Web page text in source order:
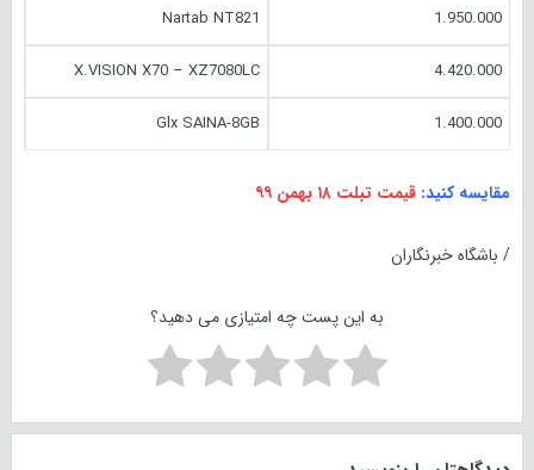
1.950.000
Nartab NT821
4.420.000
X.VISION X70 – XZ7080LC
1.400.000
Glx SAINA-8GB
مقایسه کنید: قیمت تبلت ۱۸ بهمن ۹۹
/ باشگاه خبرنگاران
به این پست چه امتیازی می دهید؟